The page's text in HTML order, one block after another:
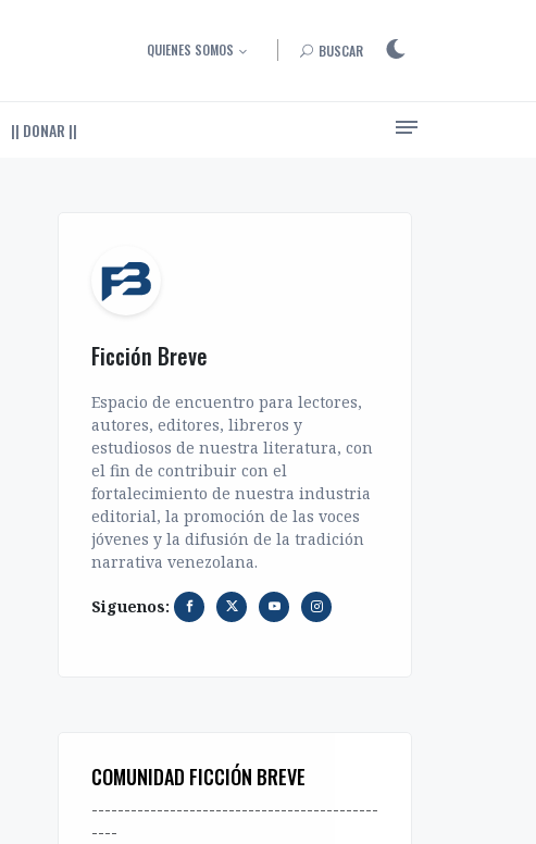
QUIENES SOMOS BUSCAR
|| DONAR ||
Ficción Breve
Espacio de encuentro para lectores,
autores, editores, libreros y
estudiosos de nuestra literatura, con
el fin de contribuir con el
fortalecimiento de nuestra industria
editorial, la promoción de las voces
jóvenes y la difusión de la tradición
narrativa venezolana.
Siguenos:
COMUNIDAD FICCIÓN BREVE
--------------------------------------------
----